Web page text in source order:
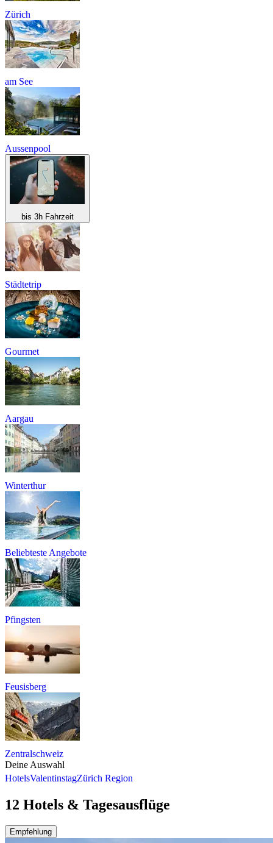
Zürich
am See
Aussenpool
bis 3h Fahrzeit
Städtetrip
Gourmet
Aargau
Winterthur
Beliebteste Angebote
Pfingsten
Feusisberg
Zentralschweiz
Deine Auswahl
HotelsValentinstagZürich Region
12 Hotels & Tagesausflüge
Empfehlung